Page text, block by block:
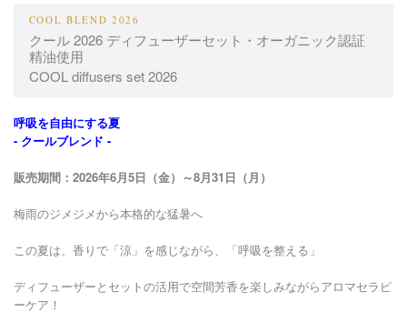
COOL BLEND 2026
クール 2026 ディフューザーセット・オーガニック認証
精油使用
COOL diffusers set 2026
呼吸を自由にする夏
- クールブレンド -
販売期間：2026年6月5日（金）～8月31日（月）
梅雨のジメジメから本格的な猛暑へ
この夏は、香りで「涼」を感じながら、「呼吸を整える」
ディフューザーとセットの活用で空間芳香を楽しみながらアロマセラピ
ーケア！